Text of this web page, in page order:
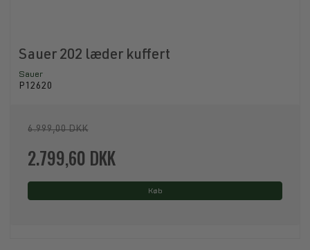
Sauer 202 læder kuffert
Sauer
P12620
6.999,00 DKK
2.799,60 DKK
Køb